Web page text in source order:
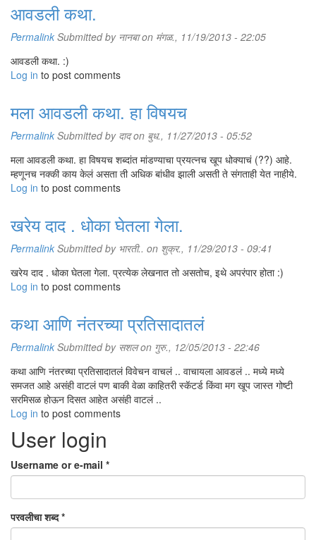
आवडली कथा.
Permalink Submitted by नानबाon मंगळ., 11/19/2013 - 22:05
आवडली कथा. :)
Log in to post comments
मला आवडली कथा. हा विषयच
Permalink Submitted by दादon बुध., 11/27/2013 - 05:52
मला आवडली कथा. हा विषयच शब्दांत मांडण्याचा प्रयत्नच खूप धोक्याचं (??) आहे.
म्हणूनच नक्की काय केलं असता ती अधिक बांधीव झाली असती ते संगताही येत नाहीये.
Log in to post comments
खरेय दाद . धोका घेतला गेला.
Permalink Submitted by भारती.. on शुक्र., 11/29/2013 - 09:41
खरेय दाद . धोका घेतला गेला. प्रत्येक लेखनात तो असतोच, इथे अपरंपार होता :)
Log in to post comments
कथा आणि नंतरच्या प्रतिसादातलं
Permalink Submitted by सशलon गुरु., 12/05/2013 - 22:46
कथा आणि नंतरच्या प्रतिसादातलं विवेचन वाचलं .. वाचायला आवडलं .. मध्ये मध्ये
समजत आहे असंही वाटलं पण बाकी वेळा काहितरी स्कॅटर्ड किंवा मग खूप जास्त गोष्टी
सरमिसळ होऊन दिसत आहेत असंही वाटलं ..
Log in to post comments
User login
Username or e-mail *
परवलीचा शब्द*